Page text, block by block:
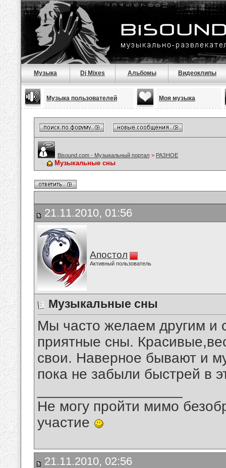
Музыка Dj Mixes Альбомы Видеоклипы
Музыка пользователей Моя музыка
Bisound.com - Музыкальный портал > РАЗНОЕ
Музыкальные сны
21.11.2010, 01:56
Апостол
Активный пользователь
Музыкальные сны
Мы часто желаем другим и
приятные сны.
свои. Наверное бывают и
пока не забыли быстрей в
Не могу пройти мимо
участие
21.11.2010, 02:56